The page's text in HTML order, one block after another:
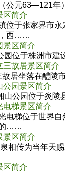
公元63—121
区简介
位于张家界市永
西……
景区简介
位于株洲市建
三故居景区简介
居坐落在醴陵
公园景区简介
公园位于炎陵
电梯景区简介
电梯位于世界自
的……
景区简介
相传为当年天赐
区简介